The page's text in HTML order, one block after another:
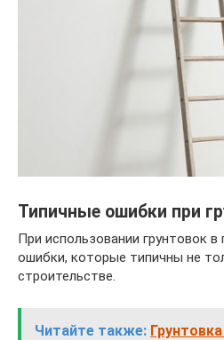
Типичные ошибки при
При использовании грунтовок
ошибки, которые типичны не
строительстве.
Читайте также: